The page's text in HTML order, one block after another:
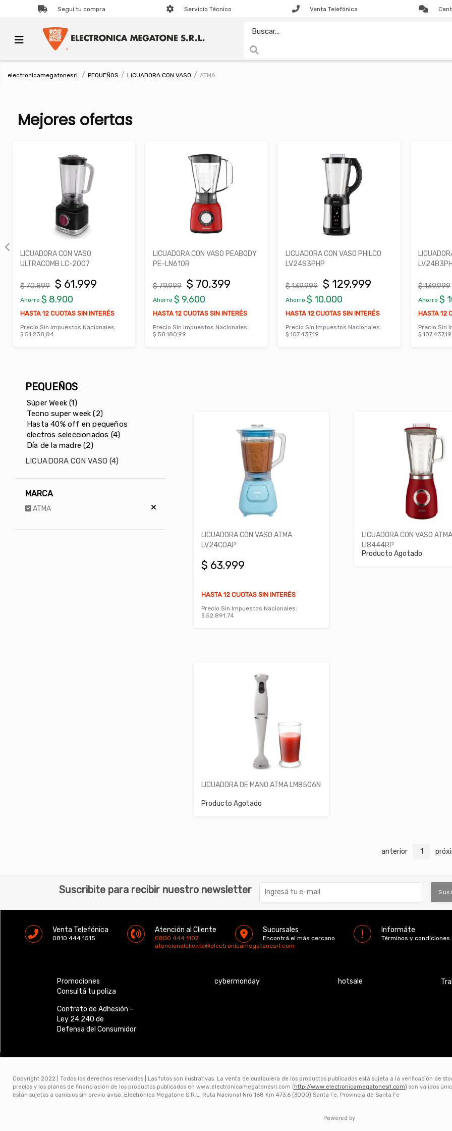
Seguí tu compra Servicio Técnico Venta Telefónica
electronicamegatonesrl PEQUEÑOS LICUADORA CON VASO ATMA
Mejores ofertas
LICUADORA CON VASO
ULTRACOMB LC-2007
$ 70.899 $ 61.999
Ahorro $ 8.900
HASTA 12 CUOTAS SIN INTERÉS
Precio Sin Impuestos Nacionales:
$ 51.238,84
LICUADORA CON VASO PEABODY
PE-LN610R
$ 79.999 $ 70.399
Ahorro $ 9.600
HASTA 12 CUOTAS SIN INTERÉS
Precio Sin Impuestos Nacionales:
$ 58.180,99
LICUADORA CON VASO PHILCO
LV24S3PHP
$ 139.999 $ 129.999
Ahorro $ 10.000
HASTA 12 CUOTAS SIN INTERÉS
Precio Sin Impuestos Nacionales:
$ 107.437,19
$ 139.999
Ahorro $
HASTA 12
Precio Sin
$ 107.437,19
PEQUEÑOS
Súper Week (1)
Tecno super week (2)
Hasta 40% off en pequeños
electros seleccionados (4)
Día de la madre (2)
LICUADORA CON VASO (4)
MARCA
ATMA
LICUADORA CON VASO ATMA
LV24C0AP
$ 63.999
HASTA 12 CUOTAS SIN INTERÉS
Precio Sin Impuestos Nacionales:
$ 52.891,74
LICUADORA CON VASO ATMA
LI8444RP
Producto Agotado
LICUADORA DE MANO ATMA LM8506N
Producto Agotado
anterior 1
Suscribite para recibir nuestro newsletter
Venta Telefónica
0810 444 1515
Atención al Cliente
0800 444 1102
atencionalcliente@electronicamegatonesrl.com
Sucursales
Encontrá el más cercano
Informáte
Términos y condiciones
Promociones
Consultá tu poliza
Contrato de Adhesión –
Ley 24.240 de
Defensa del Consumidor
cybermonday hotsale
Copyright 2022 | Todos los derechos reservados.| Las fotos son ilustrativas. La venta de cualquiera de los productos publicados está sujeta a la verificación de
precios y los planes de financiación de los productos publicados en www.electronicamegatonesrl.com ( http://www.electronicamegatonesrl.com) son válidos
están sujetas a cambios sin previo aviso. Electrónica Megatone S.R.L. Ruta Nacional Nro 168 Km 473.6 (3000) Santa Fe. Provincia de Santa Fe
Powered by